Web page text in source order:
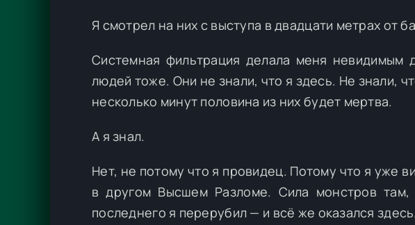
Я смотрел на них с выступа в двадцати метрах от
Системная фильтрация делала меня невидимым
людей тоже. Они не знали, что я здесь. Не знали,
несколько минут половина из них будет мертва.
А я знал.
Нет, не потому что я провидец. Потому что я уже
в другом Высшем Разломе. Сила монстров
последнего я перерубил — и всё же оказался здесь.